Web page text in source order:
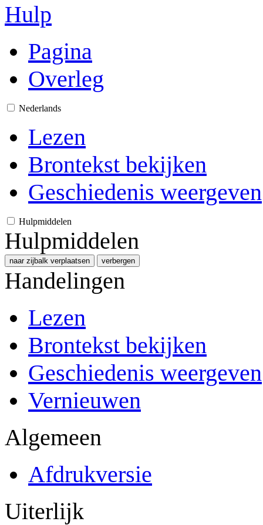
Hulp
Pagina
Overleg
Nederlands
Lezen
Brontekst bekijken
Geschiedenis weergeven
Hulpmiddelen
Hulpmiddelen
naar zijbalk verplaatsen verbergen
Handelingen
Lezen
Brontekst bekijken
Geschiedenis weergeven
Vernieuwen
Algemeen
Afdrukversie
Uiterlijk